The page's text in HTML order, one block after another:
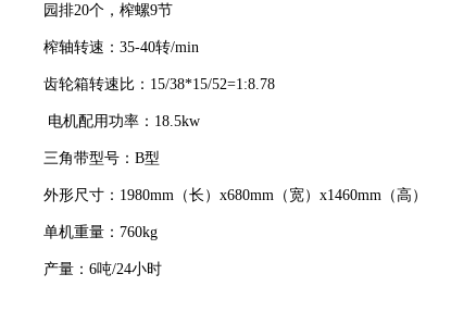
园排20个，榨螺9节
榨轴转速：35-40转/min
齿轮箱转速比：15/38*15/52=1:8.78
电机配用功率：18.5kw
三角带型号：B型
外形尺寸：1980mm（长）x680mm（宽）x1460mm（高）
单机重量：760kg
产量：6吨/24小时